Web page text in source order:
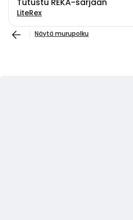
LiteRex
Näytä murupolku